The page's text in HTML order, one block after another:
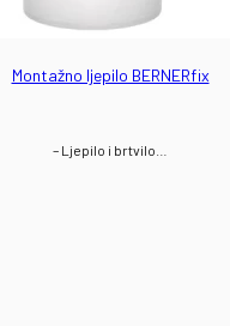
Montažno ljepilo BERNERfix
– Ljepilo i brtvilo…